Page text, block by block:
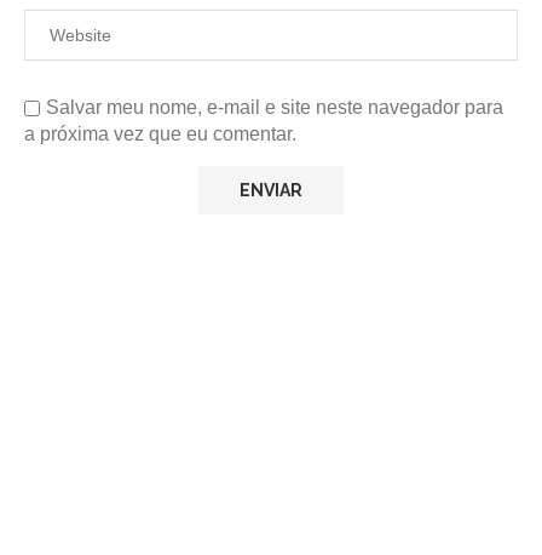
Salvar meu nome, e-mail e site neste navegador para
a próxima vez que eu comentar.